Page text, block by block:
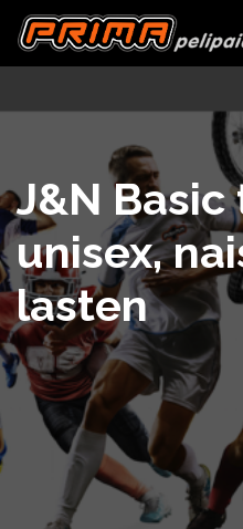
J&N
unisex,
lasten